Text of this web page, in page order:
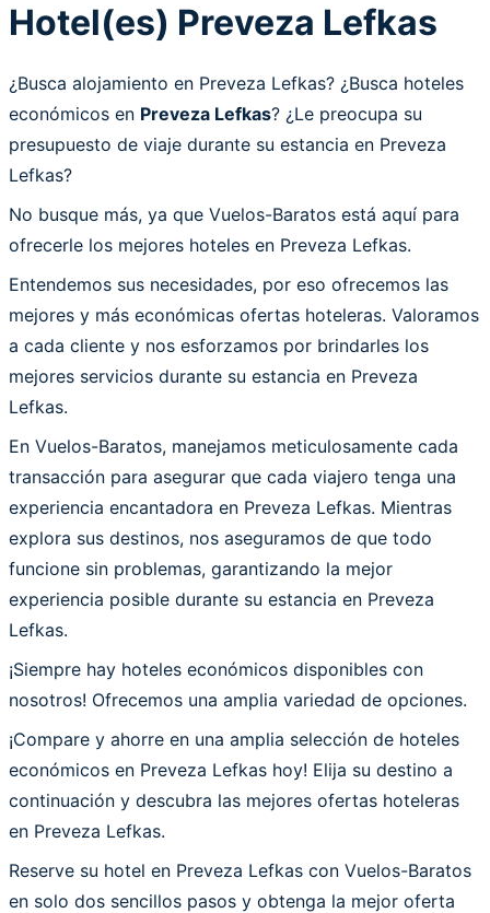
Hotel(es) Preveza Lefkas
¿Busca alojamiento en Preveza Lefkas? ¿Busca hoteles
económicos en Preveza Lefkas? ¿Le preocupa su
presupuesto de viaje durante su estancia en Preveza
Lefkas?
No busque más, ya que Vuelos-Baratos está aquí para
ofrecerle los mejores hoteles en Preveza Lefkas.
Entendemos sus necesidades, por eso ofrecemos las
mejores y más económicas ofertas hoteleras. Valoramos
a cada cliente y nos esforzamos por brindarles los
mejores servicios durante su estancia en Preveza
Lefkas.
En Vuelos-Baratos, manejamos meticulosamente cada
transacción para asegurar que cada viajero tenga una
experiencia encantadora en Preveza Lefkas. Mientras
explora sus destinos, nos aseguramos de que todo
funcione sin problemas, garantizando la mejor
experiencia posible durante su estancia en Preveza
Lefkas.
¡Siempre hay hoteles económicos disponibles con
nosotros! Ofrecemos una amplia variedad de opciones.
¡Compare y ahorre en una amplia selección de hoteles
económicos en Preveza Lefkas hoy! Elija su destino a
continuación y descubra las mejores ofertas hoteleras
en Preveza Lefkas.
Reserve su hotel en Preveza Lefkas con Vuelos-Baratos
en solo dos sencillos pasos y obtenga la mejor oferta